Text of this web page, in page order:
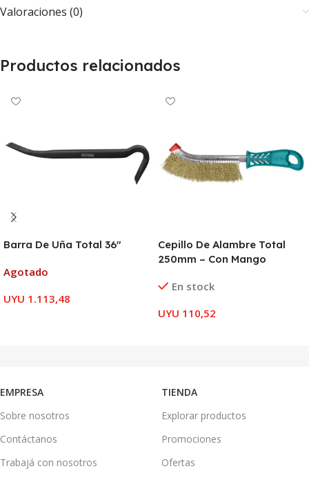
Valoraciones (0)
Productos relacionados
Barra De Uña Total 36″
Agotado
UYU 1.113,48
Cepillo De Alambre Total
250mm – Con Mango
En stock
UYU 110,52
EMPRESA
Sobre nosotros
Contáctanos
Trabajá con nosotros
TIENDA
Explorar productos
Promociones
Ofertas